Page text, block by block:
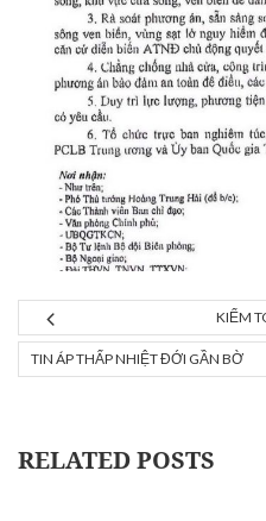
KIỂM
TIN ÁP THẤP NHIỆT ĐỚI GẦN BỜ
RELATED POSTS